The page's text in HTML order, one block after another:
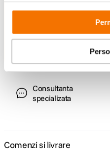
Alatura-te
Descopera
ghiduri foto-video
pentru tine.
Consultanta
specializata
Comenzi si livrare